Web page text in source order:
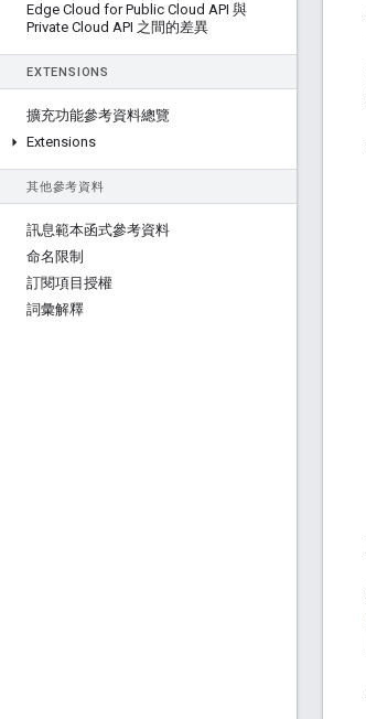
Edge Cloud for Public Cloud API 與
Private Cloud API 之間的差異
EXTENSIONS
擴充功能參考資料總覽
Extensions
其他參考資料
訊息範本函式參考資料
命名限制
訂閱項目授權
詞彙解釋